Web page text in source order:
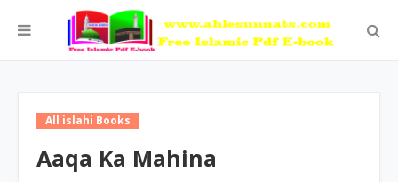
All islahi Books
Aaqa Ka Mahina